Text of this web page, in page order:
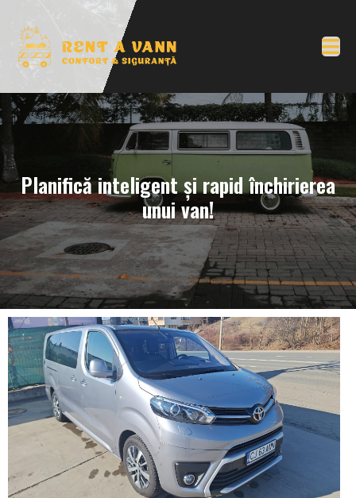
Planifică inteligent și rapid închirierea
unui van!